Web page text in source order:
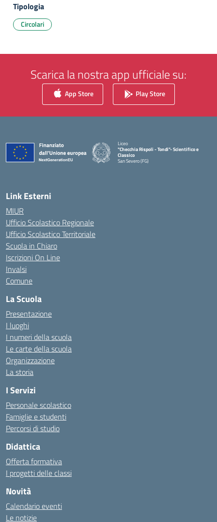
Tipologia
Circolari
Scarica la nostra app ufficiale su:
App Store Play Store
Liceo
"Checchia Rispoli - Tondi"- Scientifico e
Classico
San Severo (FG)
Link Esterni
MIUR
Ufficio Scolastico Regionale
Ufficio Scolastico Territoriale
Scuola in Chiaro
Iscrizioni On Line
Invalsi
Comune
La Scuola
Presentazione
I luoghi
I numeri della scuola
Le carte della scuola
Organizzazione
La storia
I Servizi
Personale scolastico
Famiglie e studenti
Percorsi di studio
Didattica
Offerta formativa
I progetti delle classi
Novità
Calendario eventi
Le notizie